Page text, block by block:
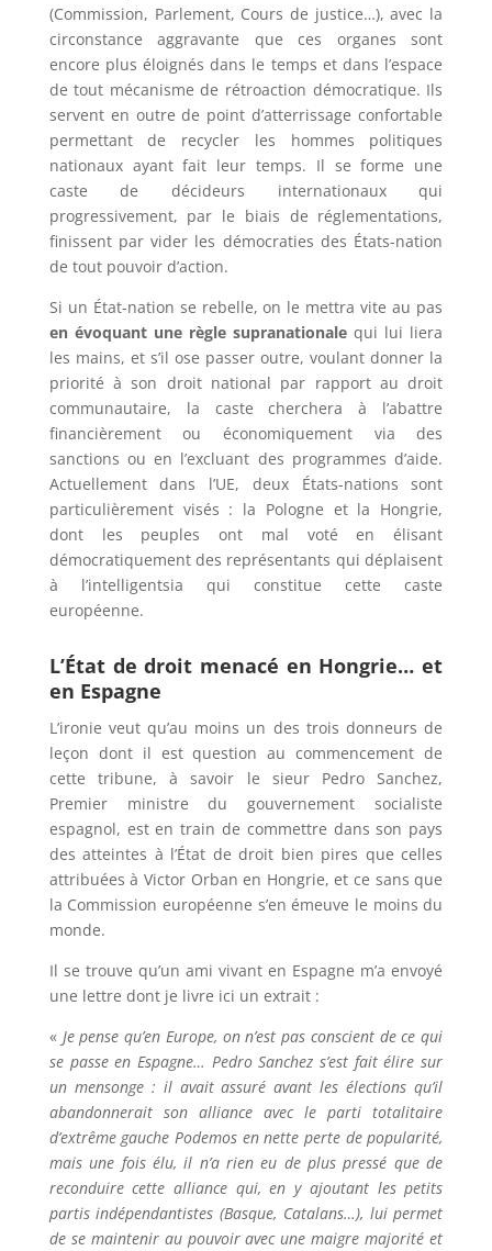
(Commission, Parlement, Cours de justice…), avec la
circonstance aggravante que ces organes sont
encore plus éloignés dans le temps et dans l’espace
de tout mécanisme de rétroaction démocratique. Ils
servent en outre de point d’atterrissage confortable
permettant de recycler les hommes politiques
nationaux ayant fait leur temps. Il se forme une
caste de décideurs internationaux qui
progressivement, par le biais de réglementations,
finissent par vider les démocraties des États-nation
de tout pouvoir d’action.
Si un État-nation se rebelle, on le mettra vite au pas
en évoquant une règle supranationale qui lui liera
les mains, et s’il ose passer outre, voulant donner la
priorité à son droit national par rapport au droit
communautaire, la caste cherchera à l’abattre
financièrement ou économiquement via des
sanctions ou en l’excluant des programmes d’aide.
Actuellement dans l’UE, deux États-nations sont
particulièrement visés : la Pologne et la Hongrie,
dont les peuples ont mal voté en élisant
démocratiquement des représentants qui déplaisent
à l’intelligentsia qui constitue cette caste
européenne.
L’État de droit menacé en Hongrie… et
en Espagne
L’ironie veut qu’au moins un des trois donneurs de
leçon dont il est question au commencement de
cette tribune, à savoir le sieur Pedro Sanchez,
Premier ministre du gouvernement socialiste
espagnol, est en train de commettre dans son pays
des atteintes à l’État de droit bien pires que celles
attribuées à Victor Orban en Hongrie, et ce sans que
la Commission européenne s’en émeuve le moins du
monde.
Il se trouve qu’un ami vivant en Espagne m’a envoyé
une lettre dont je livre ici un extrait :
« Je pense qu’en Europe, on n’est pas conscient de ce qui
se passe en Espagne… Pedro Sanchez s’est fait élire sur
un mensonge : il avait assuré avant les élections qu’il
abandonnerait son alliance avec le parti totalitaire
d’extrême gauche Podemos en nette perte de popularité,
mais une fois élu, il n’a rien eu de plus pressé que de
reconduire cette alliance qui, en y ajoutant les petits
partis indépendantistes (Basque, Catalans…), lui permet
de se maintenir au pouvoir avec une maigre majorité et